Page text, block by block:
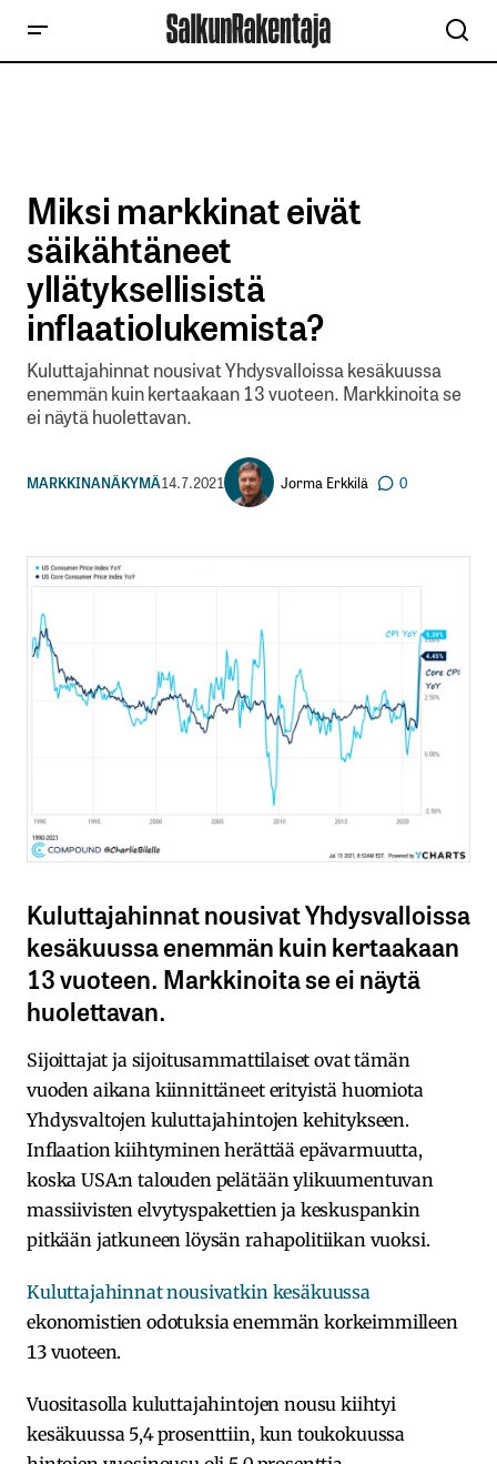
Miksi markkinat eivät
säikähtäneet
yllätyksellisistä
inflaatiolukemista?
Kuluttajahinnat nousivat Yhdysvalloissa kesäkuussa
enemmän kuin kertaakaan 13 vuoteen. Markkinoita se
ei näytä huolettavan.
MARKKINANÄKYMÄ14.7.2021 Jorma Erkkilä 0
Kuluttajahinnat nousivat Yhdysvalloissa
kesäkuussa enemmän kuin kertaakaan
13 vuoteen. Markkinoita se ei näytä
huolettavan.
Sijoittajat ja sijoitusammattilaiset ovat tämän
vuoden aikana kiinnittäneet erityistä huomiota
Yhdysvaltojen kuluttajahintojen kehitykseen.
Inflaation kiihtyminen herättää epävarmuutta,
koska USA:n talouden pelätään ylikuumentuvan
massiivisten elvytyspakettien ja keskuspankin
pitkään jatkuneen löysän rahapolitiikan vuoksi.
Kuluttajahinnat nousivatkin kesäkuussa
ekonomistien odotuksia enemmän korkeimmilleen
13 vuoteen.
Vuositasolla kuluttajahintojen nousu kiihtyi
kesäkuussa 5,4 prosenttiin, kun toukokuussa